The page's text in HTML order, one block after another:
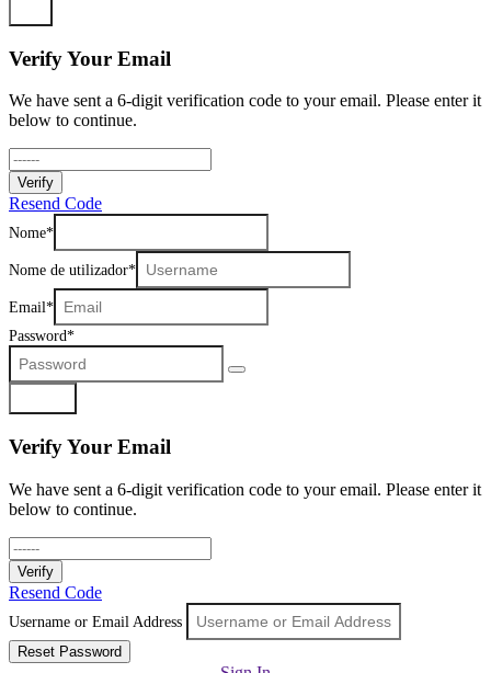
Verify Your Email
We have sent a 6-digit verification code to your email. Please enter it
below to continue.
Verify
Resend Code
Nome
Nome de utilizador
Email
Password
Verify Your Email
We have sent a 6-digit verification code to your email. Please enter it
below to continue.
Verify
Resend Code
Username or Email Address
Reset Password